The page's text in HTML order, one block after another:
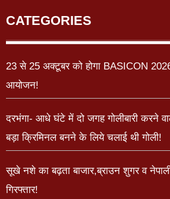
CATEGORIES
23 से 25 अक्टूबर को होगा BASICON
आयोजन!
दरभंगा- आधे घंटे में दो जगह गोलीबारी करने
बड़ा क्रिमिनल बनने के लिये चलाई थी गोली!
सूखे नशे का बढ़ता बाजार,ब्राउन शुगर व
गिरफ्तार!